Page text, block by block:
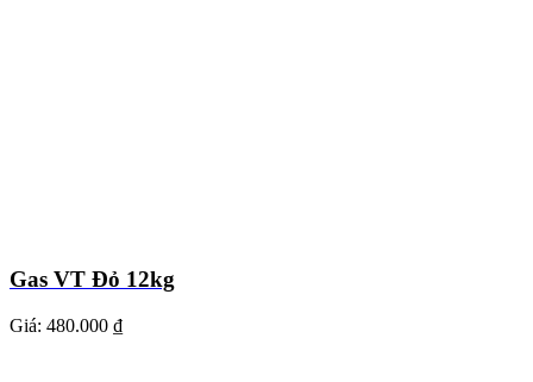
Gas VT Đỏ 12kg
Giá: 480.000 ₫